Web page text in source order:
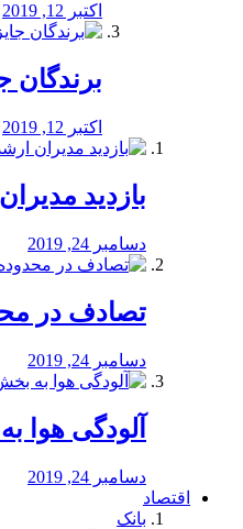
اکتبر 12, 2019
برندگان
اکتبر 12, 2019
بازدید
دسامبر 24, 2019
تصادف در
دسامبر 24, 2019
آلودگی
دسامبر 24, 2019
اقتصاد
بانک